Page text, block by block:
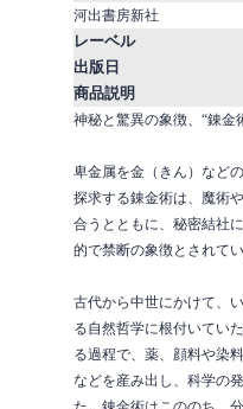
河出書房新社
レーベル
出版日
商品説明
神秘と驚異の象徴、“錬金
卑金属を金（きん）など
探求する錬金術は、魔術
合うとともに、秘密結社
的で禁断の象徴とされてい
古代から中世にかけて、
る自然哲学に根付いてい
る過程で、薬、顔料や染
などを産み出し、科学の